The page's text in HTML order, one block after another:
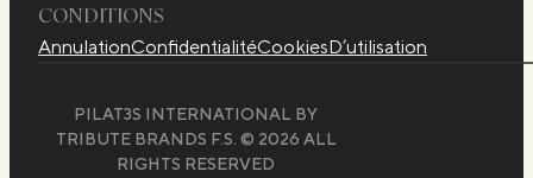
CONDITIONS
AnnulationConfidentialitéCookiesD’utilisation
PILAT3S INTERNATIONAL BY
TRIBUTE BRANDS F.S. © 2026 ALL
RIGHTS RESERVED